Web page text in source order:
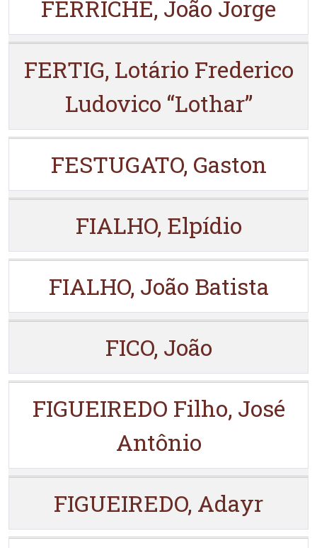
FERRICHE, João Jorge
FERTIG, Lotário Frederico
Ludovico “Lothar”
FESTUGATO, Gaston
FIALHO, Elpídio
FIALHO, João Batista
FICO, João
FIGUEIREDO Filho, José
Antônio
FIGUEIREDO, Adayr